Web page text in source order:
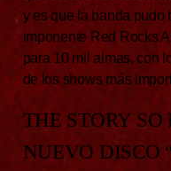
y es que la banda pudo
imponente Red Rocks
para 10 mil almas, con
de los shows más
THE STORY
NUEVO DISCO